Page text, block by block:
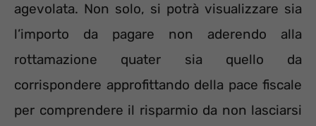
agevolata. Non solo, si potrà visualizzare sia
l’importo da pagare non aderendo alla
rottamazione quater sia quello da
corrispondere approfittando della pace fiscale
per comprendere il risparmio da non lasciarsi